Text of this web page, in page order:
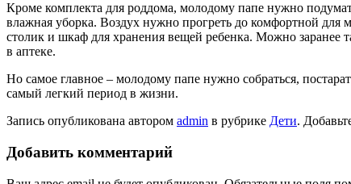
Кроме комплекта для роддома, молодому папе нужно
влажная уборка. Воздух нужно прогреть до комфортной
столик и шкаф для хранения вещей ребенка. Можно заранее
в аптеке.
Но самое главное – молодому папе нужно собраться,
самый легкий период в жизни.
Запись опубликована автором admin в рубрике Дети.
Добавить комментарий